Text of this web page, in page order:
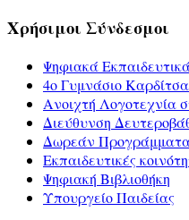
Χρήσιμοι Σύνδεσμοι
Ψηφιακά
4ο Γυμνάσιο
Ανοιχτή Λογοτεχνία
Διεύθυνση
Δωρεάν
Εκπαιδευτικές
Ψηφιακή Βιβλιοθήκη
Υπουργείο Παιδείας